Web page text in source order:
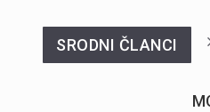
SRODNI ČLANCI